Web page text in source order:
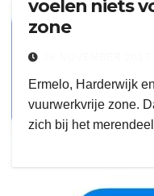
voelen niets
zone
Ermelo, Harderwijk
vuurwerkvrije zone.
zich bij het